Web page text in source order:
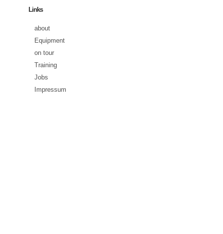
Links
about
Equipment
on tour
Training
Jobs
Impressum